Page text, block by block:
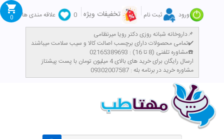
ورود ثبت نام تخفیفات ویژه 0
علاقه مندی ها
داروخانه شبانه روزی دکتر رویا میرنظامی📌
تمامی محصولات دارای برچسب اصالت کالا و سیب سلامت میباشند✔️
مشاوره تلفنی (8 تا 16) : 02165389693☎️
​ارسال رایگان برای خرید های بالای 4 میلیون تومان با پست پیشتاز
مشاوره خرید در برنامه بله : 09302007587
0